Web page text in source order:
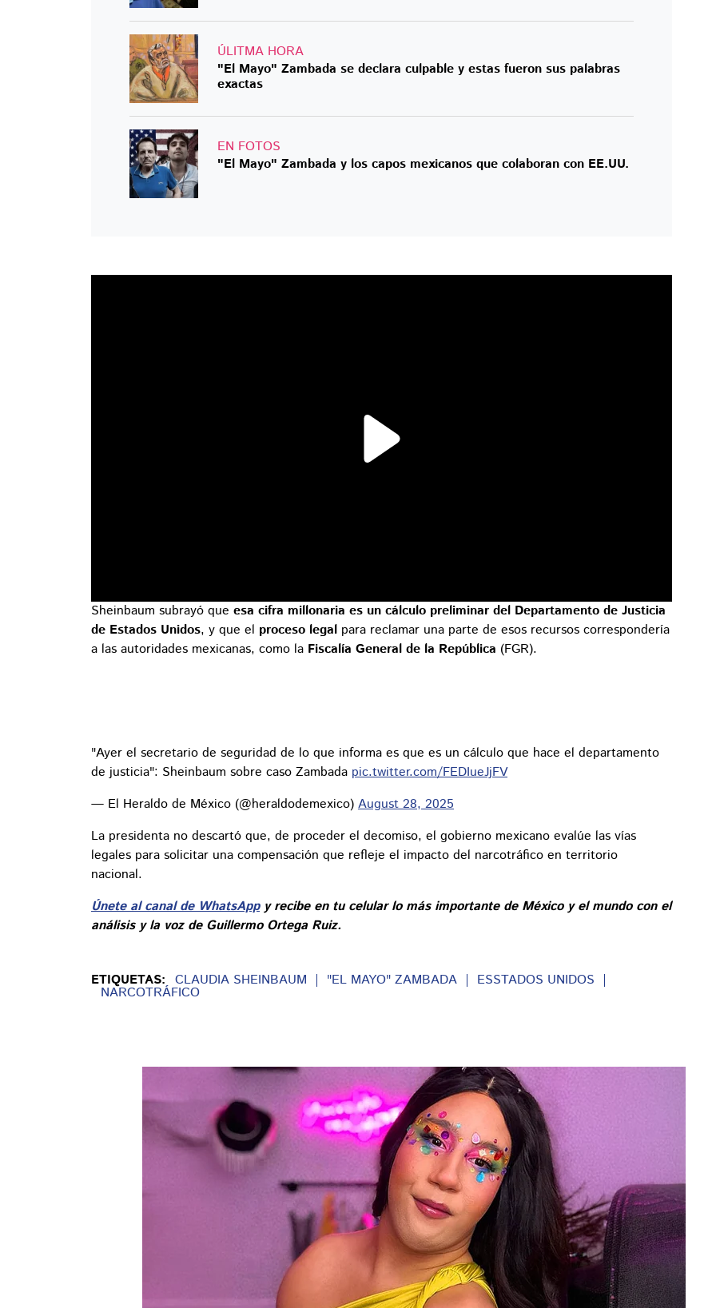
ÚLITMA HORA
"El Mayo" Zambada se declara culpable y estas fueron sus palabras
exactas
EN FOTOS
"El Mayo" Zambada y los capos mexicanos que colaboran con EE.UU.
Sheinbaum subrayó que esa cifra millonaria es un cálculo preliminar del Departamento de Justicia
de Estados Unidos, y que el proceso legal para reclamar una parte de esos recursos correspondería
a las autoridades mexicanas, como la Fiscalía General de la República (FGR).
"Ayer el secretario de seguridad de lo que informa es que es un cálculo que hace el departamento
de justicia": Sheinbaum sobre caso Zambada pic.twitter.com/FEDIueJjFV
— El Heraldo de México (@heraldodemexico) August 28, 2025
La presidenta no descartó que, de proceder el decomiso, el gobierno mexicano evalúe las vías
legales para solicitar una compensación que refleje el impacto del narcotráfico en territorio
nacional.
Únete al canal de WhatsAppy recibe en tu celular lo más importante de México y el mundo con el
análisis y la voz de Guillermo Ortega Ruiz.
ETIQUETAS: CLAUDIA SHEINBAUM "EL MAYO" ZAMBADA ESSTADOS UNIDOS
NARCOTRÁFICO